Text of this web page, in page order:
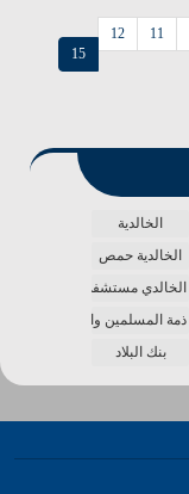
11
12
15
الخالدية
الخالدية حمص
الخالدي مستشفى
ذمة المسلمين واحدة
بنك البلاد